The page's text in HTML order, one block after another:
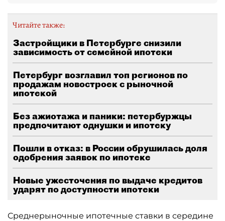
Читайте также:
Застройщики в Петербурге снизили
зависимость от семейной ипотеки
Петербург возглавил топ регионов по
продажам новостроек с рыночной
ипотекой
Без ажиотажа и паники: петербуржцы
предпочитают однушки и ипотеку
Пошли в отказ: в России обрушилась доля
одобрения заявок по ипотеке
Новые ужесточения по выдаче кредитов
ударят по доступности ипотеки
Среднерыночные ипотечные ставки в середине